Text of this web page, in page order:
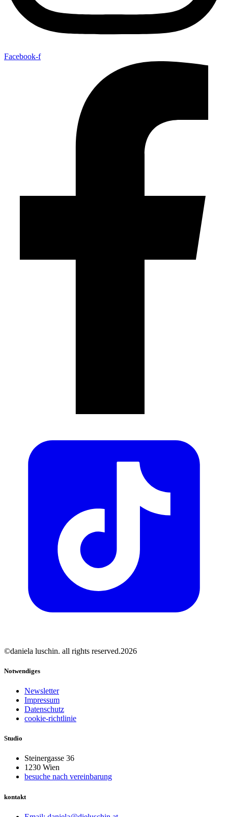
Facebook-f
©daniela luschin. all rights reserved.2026
Notwendiges
Newsletter
Impressum
Datenschutz
cookie-richtlinie
Studio
Steinergasse 36
1230 Wien
besuche nach vereinbarung
kontakt